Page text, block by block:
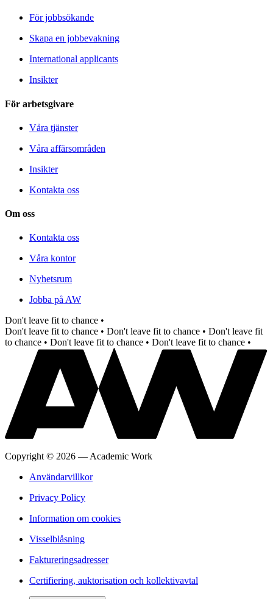
För jobbsökande
Skapa en jobbevakning
International applicants
Insikter
För arbetsgivare
Våra tjänster
Våra affärsområden
Insikter
Kontakta oss
Om oss
Kontakta oss
Våra kontor
Nyhetsrum
Jobba på AW
Don't leave fit to chance •
Don't leave fit to chance • Don't leave fit to chance • Don't leave fit
to chance • Don't leave fit to chance • Don't leave fit to chance •
Copyright © 2026 — Academic Work
Användarvillkor
Privacy Policy
Information om cookies
Visselblåsning
Faktureringsadresser
Certifiering, auktorisation och kollektivavtal